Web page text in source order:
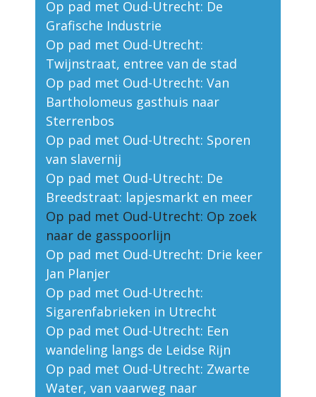
Op pad met Oud-Utrecht: De
Grafische Industrie
Op pad met Oud-Utrecht:
Twijnstraat, entree van de stad
Op pad met Oud-Utrecht: Van
Bartholomeus gasthuis naar
Sterrenbos
Op pad met Oud-Utrecht: Sporen
van slavernij
Op pad met Oud-Utrecht: De
Breedstraat: lapjesmarkt en meer
Op pad met Oud-Utrecht: Op zoek
naar de gasspoorlijn
Op pad met Oud-Utrecht: Drie keer
Jan Planjer
Op pad met Oud-Utrecht:
Sigarenfabrieken in Utrecht
Op pad met Oud-Utrecht: Een
wandeling langs de Leidse Rijn
Op pad met Oud-Utrecht: Zwarte
Water, van vaarweg naar